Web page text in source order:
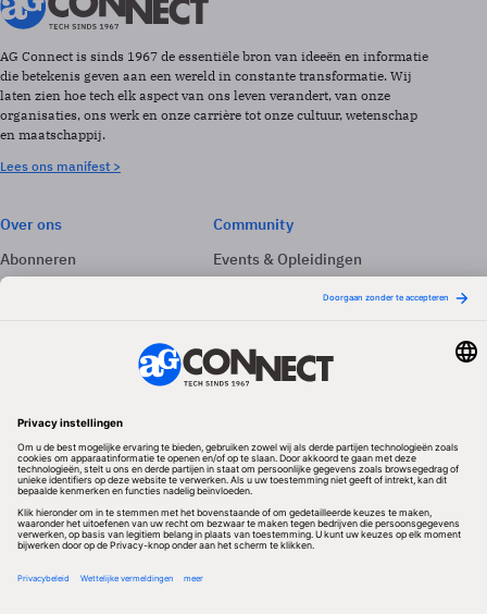
AG Connect is sinds 1967 de essentiële bron van ideeën en informatie
die betekenis geven aan een wereld in constante transformatie. Wij
laten zien hoe tech elk aspect van ons leven verandert, van onze
organisaties, ons werk en onze carrière tot onze cultuur, wetenschap
en maatschappij.
Lees ons manifest >
Over ons
Abonneren
Adverteren
Community
Events & Opleidingen
Nieuwsbrieven
Volg ons
Redactionele partner